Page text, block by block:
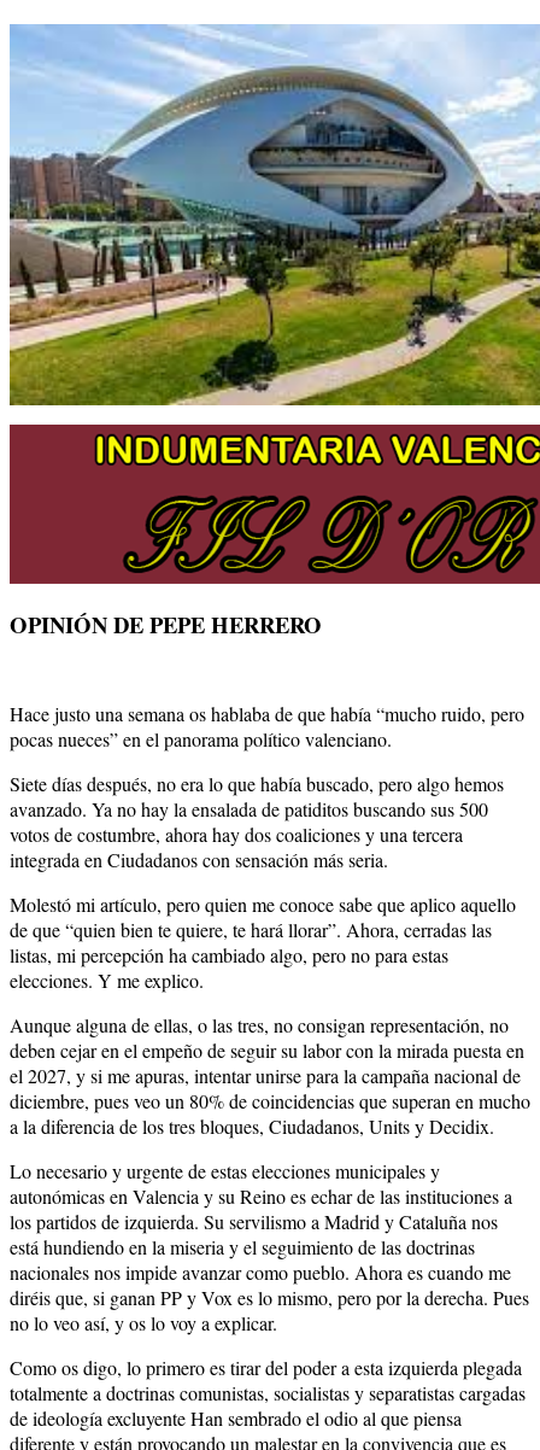
OPINIÓN DE PEPE HERRERO
Hace justo una semana os hablaba de que había “mucho ruido, pero
pocas nueces” en el panorama político valenciano.
Siete días después, no era lo que había buscado, pero algo hemos
avanzado. Ya no hay la ensalada de patiditos buscando sus 500
votos de costumbre, ahora hay dos coaliciones y una tercera
integrada en Ciudadanos con sensación más seria.
Molestó mi artículo, pero quien me conoce sabe que aplico aquello
de que “quien bien te quiere, te hará llorar”. Ahora, cerradas las
listas, mi percepción ha cambiado algo, pero no para estas
elecciones. Y me explico.
Aunque alguna de ellas, o las tres, no consigan representación, no
deben cejar en el empeño de seguir su labor con la mirada puesta en
el 2027, y si me apuras, intentar unirse para la campaña nacional de
diciembre, pues veo un 80% de coincidencias que superan en mucho
a la diferencia de los tres bloques, Ciudadanos, Units y Decidix.
Lo necesario y urgente de estas elecciones municipales y
autonómicas en Valencia y su Reino es echar de las instituciones a
los partidos de izquierda. Su servilismo a Madrid y Cataluña nos
está hundiendo en la miseria y el seguimiento de las doctrinas
nacionales nos impide avanzar como pueblo. Ahora es cuando me
diréis que, si ganan PP y Vox es lo mismo, pero por la derecha. Pues
no lo veo así, y os lo voy a explicar.
Como os digo, lo primero es tirar del poder a esta izquierda plegada
totalmente a doctrinas comunistas, socialistas y separatistas cargadas
de ideología excluyente Han sembrado el odio al que piensa
diferente y están provocando un malestar en la convivencia que es